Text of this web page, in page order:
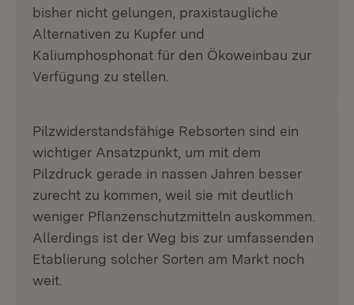
bisher nicht gelungen, praxistaugliche
Alternativen zu Kupfer und
Kaliumphosphonat für den Ökoweinbau zur
Verfügung zu stellen.
Pilzwiderstandsfähige Rebsorten sind ein
wichtiger Ansatzpunkt, um mit dem
Pilzdruck gerade in nassen Jahren besser
zurecht zu kommen, weil sie mit deutlich
weniger Pflanzenschutzmitteln auskommen.
Allerdings ist der Weg bis zur umfassenden
Etablierung solcher Sorten am Markt noch
weit.